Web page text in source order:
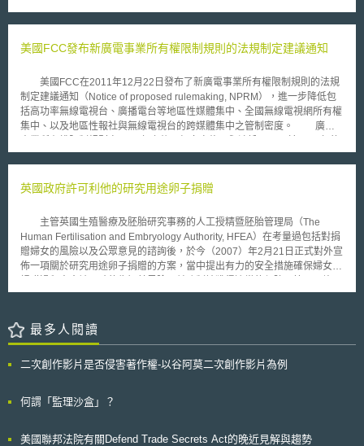
迫危險，提供其位置資訊。 聯邦法律、州法或地方法明文要求應提供。 客
這部法案主要目的在於，保障行動裝置使用者的位置資訊，不會在當事人不
過，紐約市將成為禁止出售個人行動裝置位置資訊的先鋒，同時其執行結果
勢必也將成為關注焦點。
Telecommunications Standards Institute, ETSI）所制定的2G、3G及4G無
慧財產權政策（Intellectual Property Policy, IPR），SEP權利人必須以公
FRAND）向實施者進行授權。英國最高法院根據ETSI政策所制定的契約內
容，應賦予英國法院管轄權，更能決定多國專利組合的全球授權條款。若華
為拒絕支付法院認定的FRAND全球授權金，法院將會頒布禁制令，禁止華
為在英國銷售侵權產品。 首先，關於本案管轄權爭議，最高法院認
為，在沒有雙方協議管轄的情況下，英國法院具有本案管轄權，得發給禁制
授予專利的該國法院決定，然而本案依據ETSI智慧財產權政策所訂定的契
款。 另外，本案關於FRAND無歧視爭議，係源於華為主張Unwired
法院認為，Unwired Planet未違反FRAND無歧視承諾，蓋依據ETSI智慧財
產權政策，FRAND無歧視並非硬性（hard-edged）要求前後授權費率完全
一致，而是指所有市場參與者，基於專利組合的市場價值，都能取得專利授
權使用的合理權利金價格表，絕非強制SEP所有人對類似條件的被授權人提
供相同的授權條件。本案法院也認同，基於經濟或商業實務上的習慣，調整
個別授權金，並未違反ETSI智慧財產權政策的無歧視要求。
美國FCC發布新廣電事業所有權限制規則的法規制定建議通知
美國FCC在2011年12月22日發布了新廣電事業所有權限制規則的法規
制定建議通知（Notice of proposed rulemaking, NPRM），進一步降低包
括高功率無線電視台、廣播電台等地區性媒體集中、全國無線電視網所有權
集中、以及地區性報社與無線電視台的跨媒體集中之管制密度。 廣電
修正，於遭到2004年遭到聯邦第三巡迴法院的部份廢棄；2007年與2008年
視、並委託外界研究之後，再於此次進行修正、並諮詢各界。 FCC認
連帶使媒體市場結構大幅變化。但新媒體目前尚未如傳統媒體般無所不在，
主因是美國寬頻上網仍未普及，寬頻普及率僅70％；並有1400萬人無法接
取寬頻基礎設施。而線上影音串流或下載節目皆要求最小寬頻頻寬，阻礙了
新媒體的普及，因此廣電事業所有權限制規則對於維護競爭、在地化、多樣
性、與保障少數族群、身心障礙者和女性的政策目標上，仍有存在必要。
既有地區無線電視、地區廣播所有權限制規則已足夠維護政策目標，廢除地
區廣播電台／地區無線電視台跨媒體所有權限制規則（Radio/Television
Cross-Ownership Rule）； 4、維持複數全國無線電視網所有權限制規則
英國政府許可利他的研究用途卵子捐贈
主管英國生殖醫療及胚胎研究事務的人工授精暨胚胎管理局（The
Human Fertilisation and Embryology Authority, HFEA）在考量過包括對捐
贈婦女的風險以及公眾意見的諮詢後，於今（2007）年2月21日正式對外宣
佈一項關於研究用途卵子捐贈的方案，當中提出有力的安全措施確保婦女在
婦女捐贈其卵子以供研究之用，包括利他的卵子捐贈，以及接受試管受精醫
以為提供研究之用進行卵子捐贈。 HEFA強調研究用途卵子捐贈在程序
上將有更明確的安全措施。這些安全措施包括清楚的區分研究人員及施行該
及要求獲得捐贈婦女在不受研究團隊干擾下的同意。這些安全措施將可有效
時，婦女亦不能藉由捐贈卵子而獲得報酬，捐贈者只能要求一筆因捐贈所實
這個特殊的研究領域會有魯莽的應用，但是部分專家對此並不贊同。位於英
最多人閱讀
二次創作影片是否侵害著作權-以谷阿莫二次創作影片為例
何謂「監理沙盒」？
美國聯邦法院有關Defend Trade Secrets Act的晚近見解與趨勢